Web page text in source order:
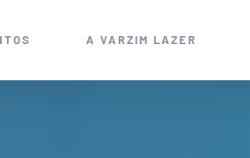
A VARZIM LAZER